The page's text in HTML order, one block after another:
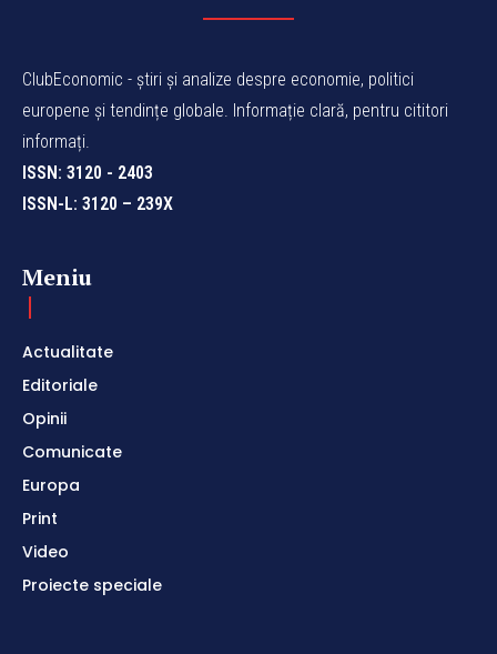
ClubEconomic - știri și analize despre economie, politici
europene și tendințe globale. Informație clară, pentru cititori
informați.
ISSN: 3120 - 2403
ISSN-L: 3120 – 239X
Meniu
Actualitate
Editoriale
Opinii
Comunicate
Europa
Print
Video
Proiecte speciale